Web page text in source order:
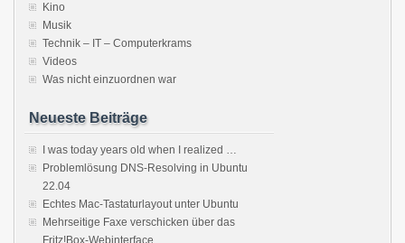
Kino
Musik
Technik – IT – Computerkrams
Videos
Was nicht einzuordnen war
Neueste Beiträge
I was today years old when I realized …
Problemlösung DNS-Resolving in Ubuntu
22.04
Echtes Mac-Tastaturlayout unter Ubuntu
Mehrseitige Faxe verschicken über das
Fritz!Box-Webinterface